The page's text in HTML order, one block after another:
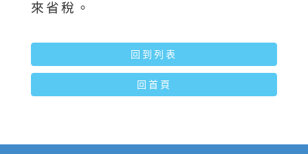
來省稅。
回到列表
回首頁